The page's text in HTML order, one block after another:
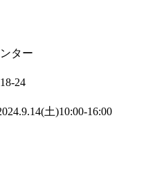
ター
24
土)10:00-16:00